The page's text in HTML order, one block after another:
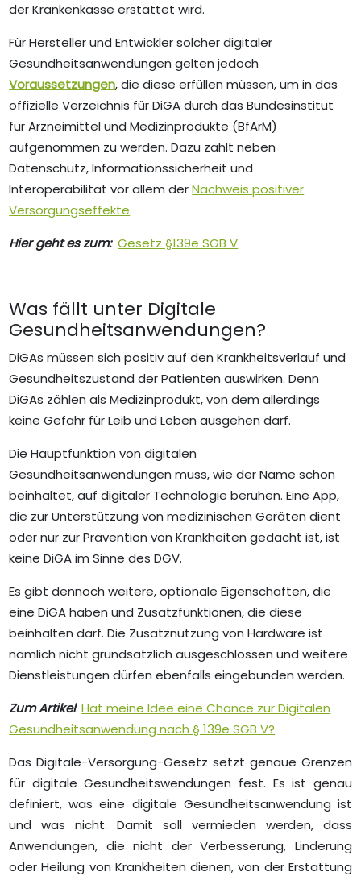
der Krankenkasse erstattet wird.
Für Hersteller und Entwickler solcher digitaler
Gesundheitsanwendungen gelten jedoch
Voraussetzungen, die diese erfüllen müssen, um in das
offizielle Verzeichnis für DiGA durch das Bundesinstitut
für Arzneimittel und Medizinprodukte (BfArM)
aufgenommen zu werden. Dazu zählt neben
Datenschutz, Informationssicherheit und
Interoperabilität vor allem derNachweis positiver
Versorgungseffekte.
Hier geht es zum: Gesetz §139e SGB V
Was fällt unter Digitale
Gesundheitsanwendungen?
DiGAs müssen sich positiv auf den Krankheitsverlauf und
Gesundheitszustand der Patienten auswirken. Denn
DiGAs zählen als Medizinprodukt, von dem allerdings
keine Gefahr für Leib und Leben ausgehen darf.
Die Hauptfunktion von digitalen
Gesundheitsanwendungen muss, wie der Name schon
beinhaltet, auf digitaler Technologie beruhen. Eine App,
die zur Unterstützung von medizinischen Geräten dient
oder nur zur Prävention von Krankheiten gedacht ist, ist
keine DiGA im Sinne des DGV.
Es gibt dennoch weitere, optionale Eigenschaften, die
eine DiGA haben und Zusatzfunktionen, die diese
beinhalten darf. Die Zusatznutzung von Hardware ist
nämlich nicht grundsätzlich ausgeschlossen und weitere
Dienstleistungen dürfen ebenfalls eingebunden werden.
Zum Artikel:Hat meine Idee eine Chance zur Digitalen
Gesundheitsanwendung nach § 139e SGB V?
Das Digitale-Versorgung-Gesetz setzt genaue Grenzen
für digitale Gesundheitswendungen fest. Es ist genau
definiert, was eine digitale Gesundheitsanwendung ist
und was nicht. Damit soll vermieden werden, dass
Anwendungen, die nicht der Verbesserung, Linderung
oder Heilung von Krankheiten dienen, von der Erstattung